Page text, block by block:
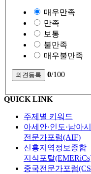
매우만족
만족
보통
불만족
매우불만족
0/100
QUICK LINK
주제별 키워드
아세안·인도·남아
전문가포럼(AIF)
신흥지역정보종합
지식포탈
중국전문가포럼